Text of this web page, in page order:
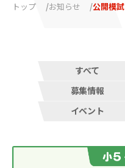
トップ お知らせ 公開模試
イベント
募集情報
すべて